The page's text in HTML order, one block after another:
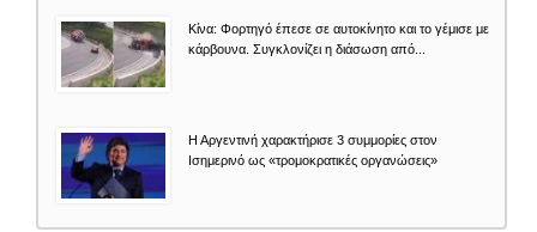
Κίνα: Φορτηγό έπεσε σε αυτοκίνητο και το γέμισε με
κάρβουνα. Συγκλονίζει η διάσωση από...
Η Αργεντινή χαρακτήρισε 3 συμμορίες στον
Ισημερινό ως «τρομοκρατικές οργανώσεις»